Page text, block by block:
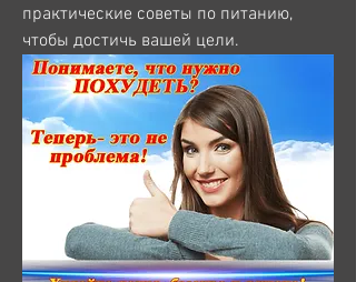
практические советы по питанию,
чтобы достичь вашей цели.